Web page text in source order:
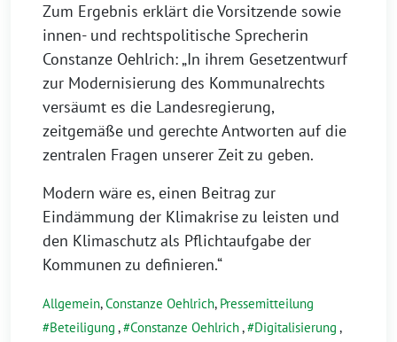
Zum Ergebnis erklärt die Vorsitzende sowie
innen- und rechtspolitische Sprecherin
Constanze Oehlrich: „In ihrem Gesetzentwurf
zur Modernisierung des Kommunalrechts
versäumt es die Landesregierung,
zeitgemäße und gerechte Antworten auf die
zentralen Fragen unserer Zeit zu geben.
Modern wäre es, einen Beitrag zur
Eindämmung der Klimakrise zu leisten und
den Klimaschutz als Pflichtaufgabe der
Kommunen zu definieren.“
Allgemein,Constanze Oehlrich, Pressemitteilung
Beteiligung , Constanze Oehlrich, Digitalisierung ,